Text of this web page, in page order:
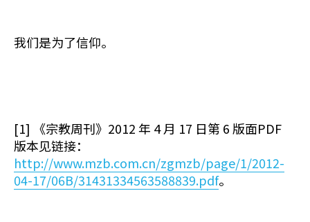
我们是为了信仰。
[1] 《宗教周刊》2012 年 4 月 17 日第 6 版面PDF
版本见链接：
http://www.mzb.com.cn/zgmzb/page/1/2012-
04-17/06B/31431334563588839.pdf。